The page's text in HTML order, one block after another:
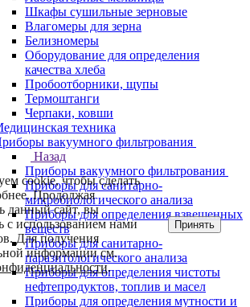
Шкафы сушильные зерновые
Влагомеры для зерна
Белизномеры
Оборудование для определения
качества хлеба
Пробоотборники, щупы
Термоштанги
Черпаки, ковши
техника
вакуумного фильтрования
Назад
Приборы вакуумного фильтрования
Приборы для санитарно-
микробиологического анализа
Приборы для определения взвешенных
веществ
Приборы для санитарно-
паразитологического анализа
Приборы для определения чистоты
нефтепродуктов, топлив и масел
Приборы для определения мутности и
cookie, чтобы сделать
Продолжая
данный сайт, вы
с использованием нами
Для получения
информации см.
.
Принять